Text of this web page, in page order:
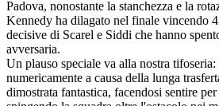
Padova, nonostante la stanchezza e la
Kennedy ha dilagato nel finale vincendo
decisive di Scarel e Siddi che hanno
avversaria.
Un plauso speciale va alla nostra
numericamente a causa della lunga
dimostrata fantastica, facendosi sentire